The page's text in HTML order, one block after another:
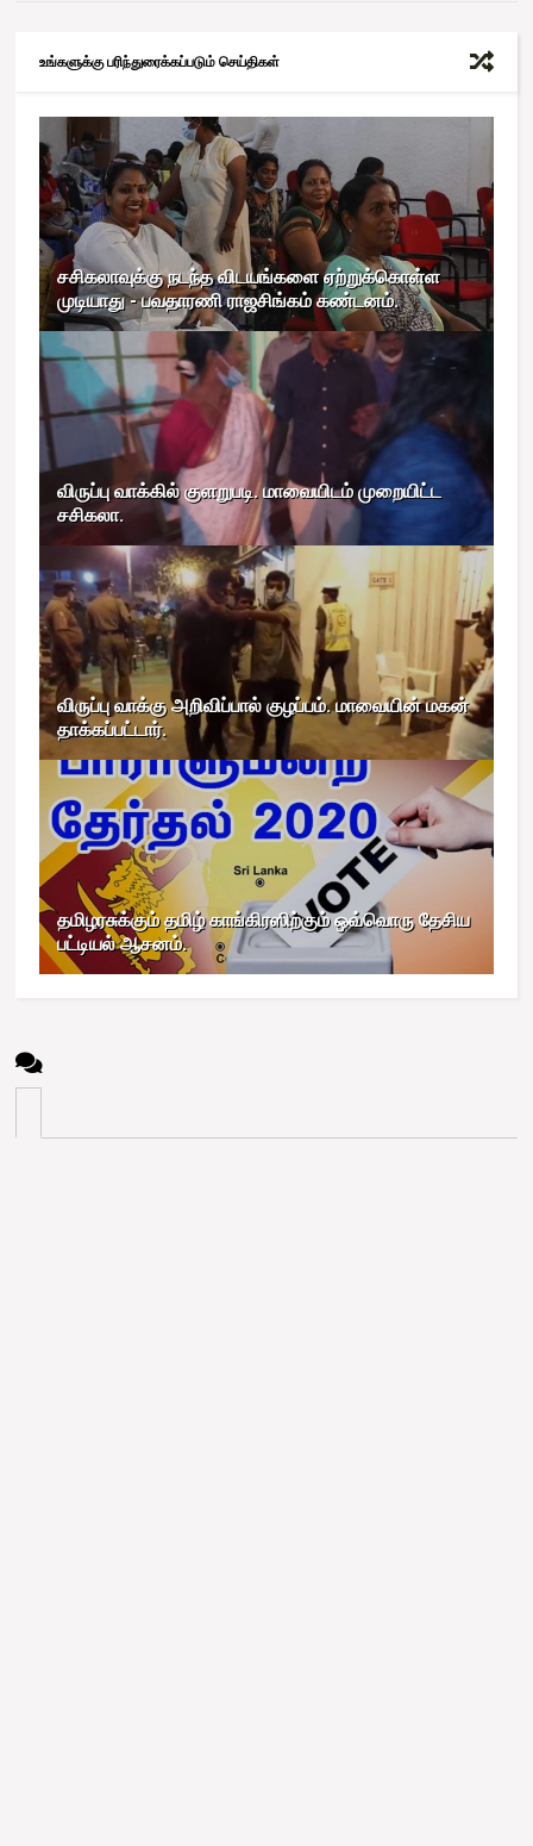
உங்களுக்கு பரிந்துரைக்கப்படும் செய்திகள்
சசிகலாவுக்கு நடந்த விடயங்களை ஏற்றுக்கொள்ள
முடியாது - பவதாரணி ராஜசிங்கம் கண்டனம்.
விருப்பு வாக்கில் குளறுபடி. மாவையிடம் முறையிட்ட
சசிகலா.
விருப்பு வாக்கு அறிவிப்பால் குழப்பம். மாவையின் மகன்
தாக்கப்பட்டார்.
தமிழரசுக்கும் தமிழ் காங்கிரஸிற்கும் ஒவ்வொரு தேசிய
பட்டியல் ஆசனம்.